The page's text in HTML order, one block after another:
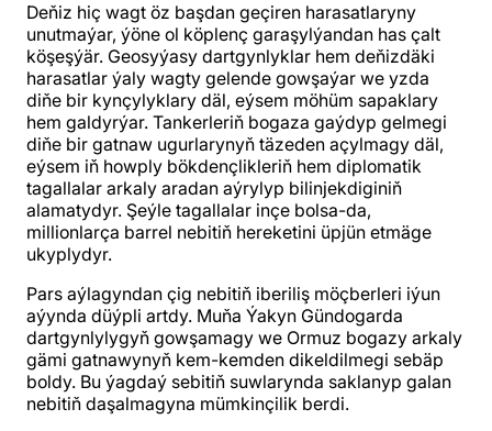
Deňiz hiç wagt öz başdan geçiren harasatlaryny
unutmaýar, ýöne ol köplenç garaşylýandan has çalt
köşeşýär. Geosyýasy dartgynlyklar hem deňizdäki
harasatlar ýaly wagty gelende gowşaýar we yzda
diňe bir kynçylyklary däl, eýsem möhüm sapaklary
hem galdyrýar. Tankerleriň bogaza gaýdyp gelmegi
diňe bir gatnaw ugurlarynyň täzeden açylmagy däl,
eýsem iň howply bökdençlikleriň hem diplomatik
tagallalar arkaly aradan aýrylyp bilinjekdiginiň
alamatydyr. Şeýle tagallalar inçe bolsa-da,
millionlarça barrel nebitiň hereketini üpjün etmäge
ukyplydyr.
Pars aýlagyndan çig nebitiň iberiliş möçberleri iýun
aýynda düýpli artdy. Muňa Ýakyn Gündogarda
dartgynlylygyň gowşamagy we Ormuz bogazy arkaly
gämi gatnawynyň kem-kemden dikeldilmegi sebäp
boldy. Bu ýagdaý sebitiň suwlarynda saklanyp galan
nebitiň daşalmagyna mümkinçilik berdi.